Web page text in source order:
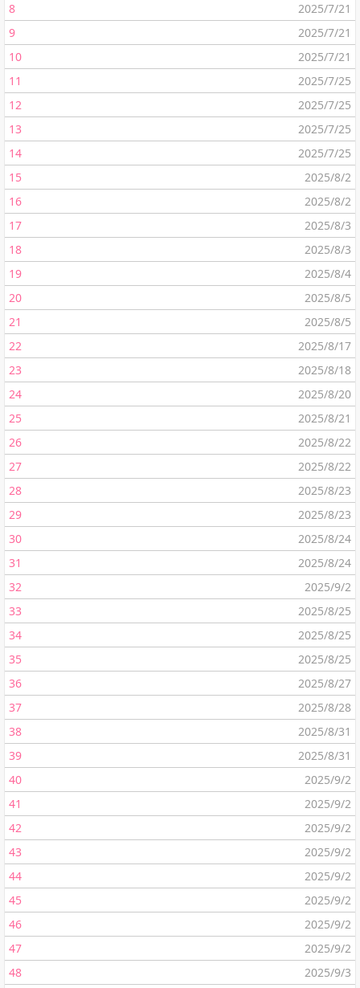
8
2025/7/21
9
2025/7/21
10
2025/7/21
11
2025/7/25
12
2025/7/25
13
2025/7/25
14
2025/7/25
15
2025/8/2
16
2025/8/2
17
2025/8/3
18
2025/8/3
19
2025/8/4
20
2025/8/5
21
2025/8/5
22
2025/8/17
23
2025/8/18
24
2025/8/20
25
2025/8/21
26
2025/8/22
27
2025/8/22
28
2025/8/23
29
2025/8/23
30
2025/8/24
31
2025/8/24
32
2025/9/2
33
2025/8/25
34
2025/8/25
35
2025/8/25
36
2025/8/27
37
2025/8/28
38
2025/8/31
39
2025/8/31
40
2025/9/2
41
2025/9/2
42
2025/9/2
43
2025/9/2
44
2025/9/2
45
2025/9/2
46
2025/9/2
47
2025/9/2
48
2025/9/3